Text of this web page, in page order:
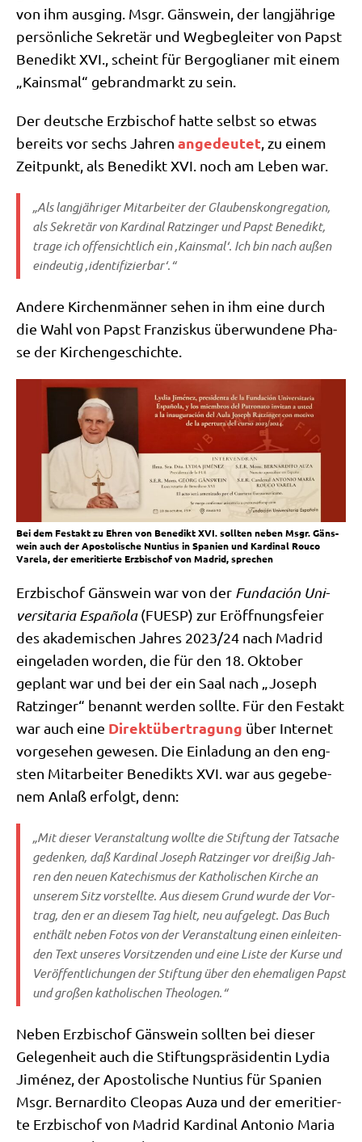
von ihm aus­ging. Msgr. Gäns­wein, der lang­jäh­ri­ge
per­sön­li­che Sekre­tär und Weg­be­glei­ter von Papst
Bene­dikt XVI., scheint für Berg­o­glia­ner mit einem
„Kains­mal“ gebrand­markt zu sein.
Der deut­sche Erz­bi­schof hat­te selbst so etwas
bereits vor sechs Jah­ren ange­deu­tet , zu einem
Zeit­punkt, als Bene­dikt XVI. noch am Leben war.
„Als lang­jäh­ri­ger Mit­ar­bei­ter der Glau­bens­kon­gre­ga­ti­on,
als Sekre­tär von Kar­di­nal Ratz­in­ger und Papst Bene­dikt,
tra­ge ich offen­sicht­lich ein ‚Kains­mal‘. Ich bin nach außen
ein­deu­tig ‚iden­ti­fi­zier­bar‘.“
Ande­re Kir­chen­män­ner sehen in ihm eine durch
die Wahl von Papst Fran­zis­kus über­wun­de­ne Pha­
se der Kirchengeschichte.
Bei dem Fest­akt zu Ehren von Bene­dikt XVI. soll­ten neben Msgr. Gäns­
wein auch der Apo­sto­li­sche Nun­ti­us in Spa­ni­en und Kar­di­nal Rou­co
Vare­la, der eme­ri­tier­te Erz­bi­schof von Madrid, sprechen
Erz­bi­schof Gäns­wein war von der Fund­a­ción Uni­
ver­si­ta­ria Espa­ño­la(FUESP) zur Eröff­nungs­fei­er
des aka­de­mi­schen Jah­res 2023/​24 nach Madrid
ein­ge­la­den wor­den, die für den 18. Okto­ber
geplant war und bei der ein Saal nach „Joseph
Ratz­in­ger“ benannt wer­den soll­te. Für den Fest­akt
war auch eine Direkt­über­tra­gung über Inter­net
vor­ge­se­hen gewe­sen. Die Ein­la­dung an den eng­
sten Mit­ar­bei­ter Bene­dikts XVI. war aus gege­be­
nem Anlaß erfolgt, denn:
„Mit die­ser Ver­an­stal­tung woll­te die Stif­tung der Tat­sa­che
geden­ken, daß Kar­di­nal Joseph Ratz­in­ger vor drei­ßig Jah­
ren den neu­en Kate­chis­mus der Katho­li­schen Kir­che an
unse­rem Sitz vor­stell­te. Aus die­sem Grund wur­de der Vor­
trag, den er an die­sem Tag hielt, neu auf­ge­legt. Das Buch
ent­hält neben Fotos von der Ver­an­stal­tung einen ein­lei­ten­
den Text unse­res Vor­sit­zen­den und eine Liste der Kur­se und
Ver­öf­fent­li­chun­gen der Stif­tung über den ehe­ma­li­gen Papst
und gro­ßen katho­li­schen Theologen.“
Neben Erz­bi­schof Gäns­wein soll­ten bei die­ser
Gele­gen­heit auch die Stif­tungs­prä­si­den­tin Lydia
Jimé­nez, der Apo­sto­li­sche Nun­ti­us für Spa­ni­en
Msgr. Ber­nar­di­to Cleo­pas Auza und der eme­ri­tier­
te Erz­bi­schof von Madrid Kar­di­nal Anto­nio Maria